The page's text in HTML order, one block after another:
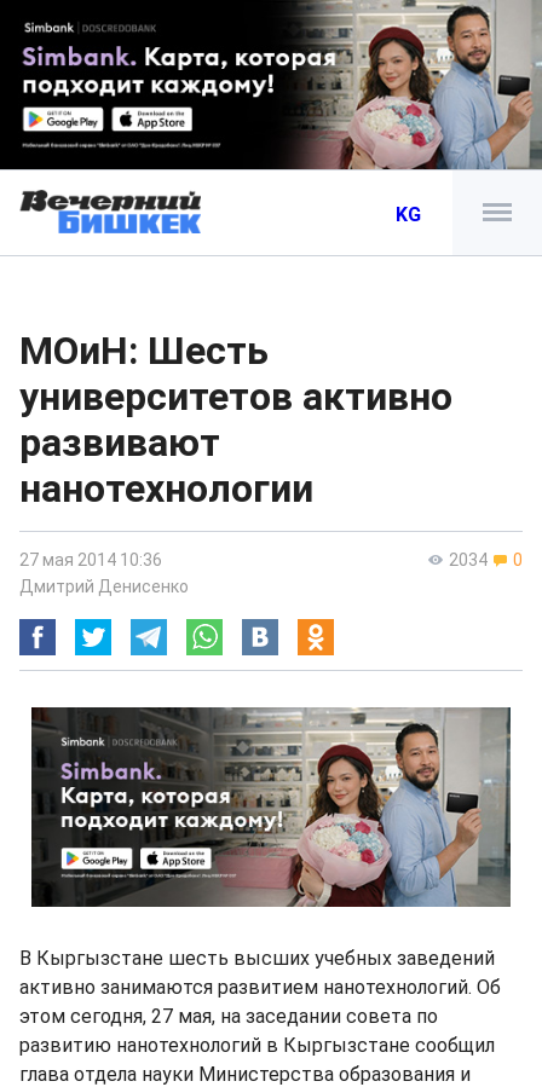
KG
МОиН: Шесть
университетов активно
развивают
нанотехнологии
2034 0
27 мая 2014 10:36
Дмитрий Денисенко
В Кыргызстане шесть высших учебных заведений
активно занимаются развитием нанотехнологий. Об
этом сегодня, 27 мая, на заседании совета по
развитию нанотехнологий в Кыргызстане сообщил
глава отдела науки Министерства образования и